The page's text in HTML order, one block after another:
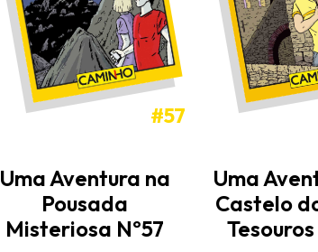
#57
Uma Aventura na
Pousada
Misteriosa Nº57
Uma
Castelo